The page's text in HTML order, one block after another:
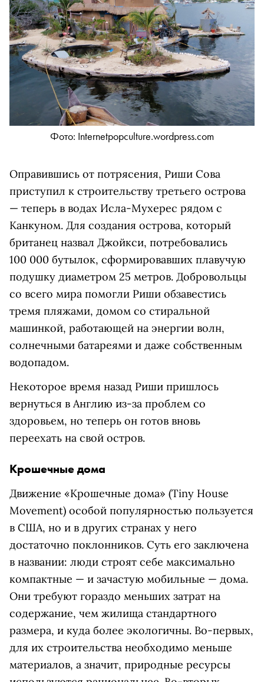
Фото: Internetpopculture.wordpress.com
Оправившись от потрясения, Риши Сова
приступил к строительству третьего острова
— теперь в водах Исла-Мухерес рядом с
Канкуном. Для создания острова, который
британец назвал Джойкси, потребовались
100 000 бутылок, сформировавших плавучую
подушку диаметром 25 метров. Добровольцы
со всего мира помогли Риши обзавестись
тремя пляжами, домом со стиральной
машинкой, работающей на энергии волн,
солнечными батареями и даже собственным
водопадом.
Некоторое время назад Риши пришлось
вернуться в Англию из-за проблем со
здоровьем, но теперь он готов вновь
переехать на свой остров.
Крошечные дома
Движение «Крошечные дома» (Tiny House
Movement) особой популярностью пользуется
в США, но и в других странах у него
достаточно поклонников. Суть его заключена
в названии: люди строят себе максимально
компактные — и зачастую мобильные — дома.
Они требуют гораздо меньших затрат на
содержание, чем жилища стандартного
размера, и куда более экологичны. Во-первых,
для их строительства необходимо меньше
материалов, а значит, природные ресурсы